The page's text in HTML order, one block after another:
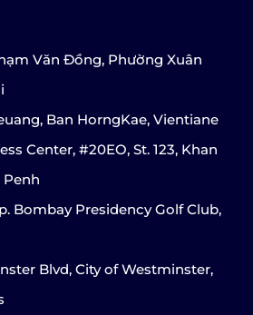
Văn Đồng, Phường Xuân
Ban HorngKae, Vientiane
Center, #20EO, St. 123, Khan
Bombay Presidency Golf Club,
Blvd, City of Westminster,